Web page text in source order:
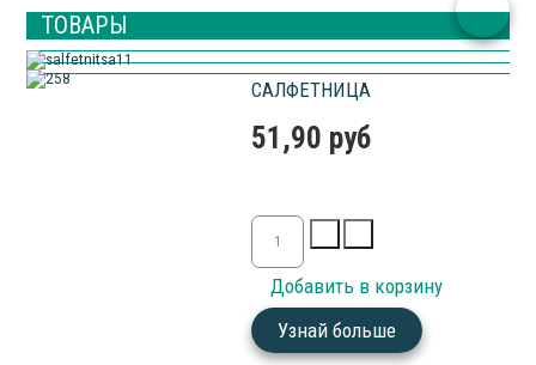
ТОВАРЫ
САЛФЕТНИЦА
51,90 руб
Узнай больше